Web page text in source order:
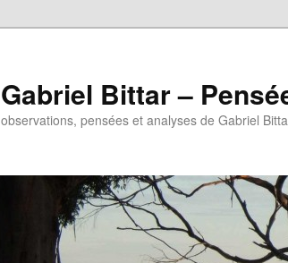
Gabriel Bittar –
observations, pensées et analyses de Gabriel